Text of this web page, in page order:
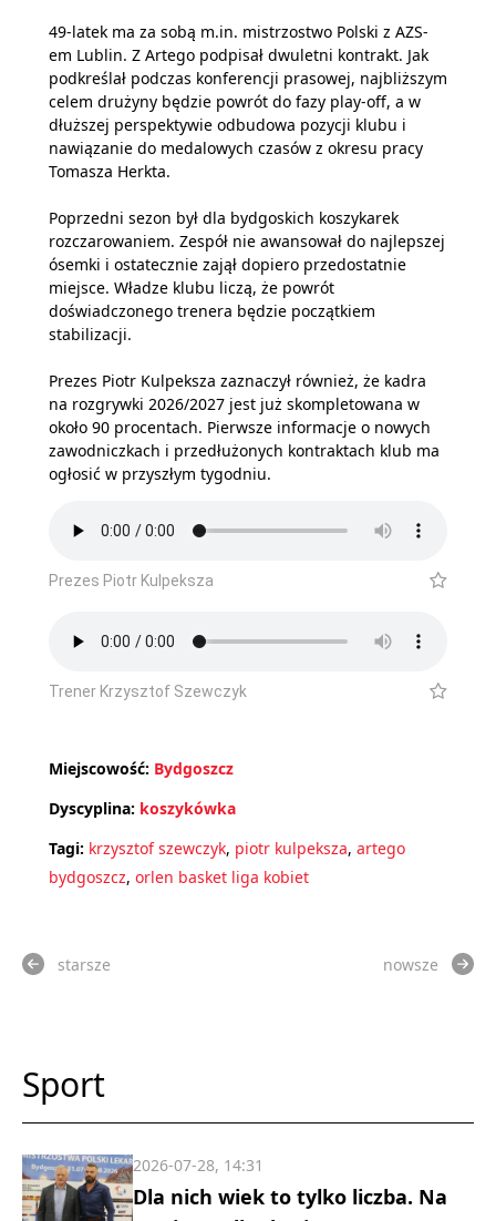
49-latek ma za sobą m.in. mistrzostwo Polski z AZS-
em Lublin. Z Artego podpisał dwuletni kontrakt. Jak
podkreślał podczas konferencji prasowej, najbliższym
celem drużyny będzie powrót do fazy play-off, a w
dłuższej perspektywie odbudowa pozycji klubu i
nawiązanie do medalowych czasów z okresu pracy
Tomasza Herkta.
Poprzedni sezon był dla bydgoskich koszykarek
rozczarowaniem. Zespół nie awansował do najlepszej
ósemki i ostatecznie zajął dopiero przedostatnie
miejsce. Władze klubu liczą, że powrót
doświadczonego trenera będzie początkiem
stabilizacji.
Prezes Piotr Kulpeksza zaznaczył również, że kadra
na rozgrywki 2026/2027 jest już skompletowana w
około 90 procentach. Pierwsze informacje o nowych
zawodniczkach i przedłużonych kontraktach klub ma
ogłosić w przyszłym tygodniu.
Prezes Piotr Kulpeksza
Trener Krzysztof Szewczyk
Miejscowość: Bydgoszcz
Dyscyplina: koszykówka
Tagi: krzysztof szewczyk, piotr kulpeksza, artego
bydgoszcz, orlen basket liga kobiet
starsze nowsze
Sport
Dla nich wiek to tylko liczba. Na
2026-07-28, 14:31